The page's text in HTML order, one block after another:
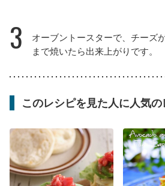
3
オーブントースターで、チーズ
まで焼いたら出来上がりです。
このレシピを見た人に人気